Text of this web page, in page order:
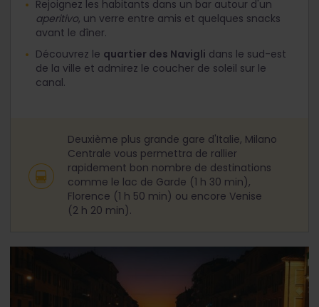
Rejoignez les habitants dans un bar autour d'un
aperitivo, un verre entre amis et quelques snacks
avant le dîner.
Découvrez le quartier des Navigli dans le sud-est
de la ville et admirez le coucher de soleil sur le
canal.
Deuxième plus grande gare d'Italie, Milano
Centrale vous permettra de rallier
rapidement bon nombre de destinations
comme le lac de Garde (1 h 30 min),
Florence (1 h 50 min) ou encore Venise
(2 h 20 min).